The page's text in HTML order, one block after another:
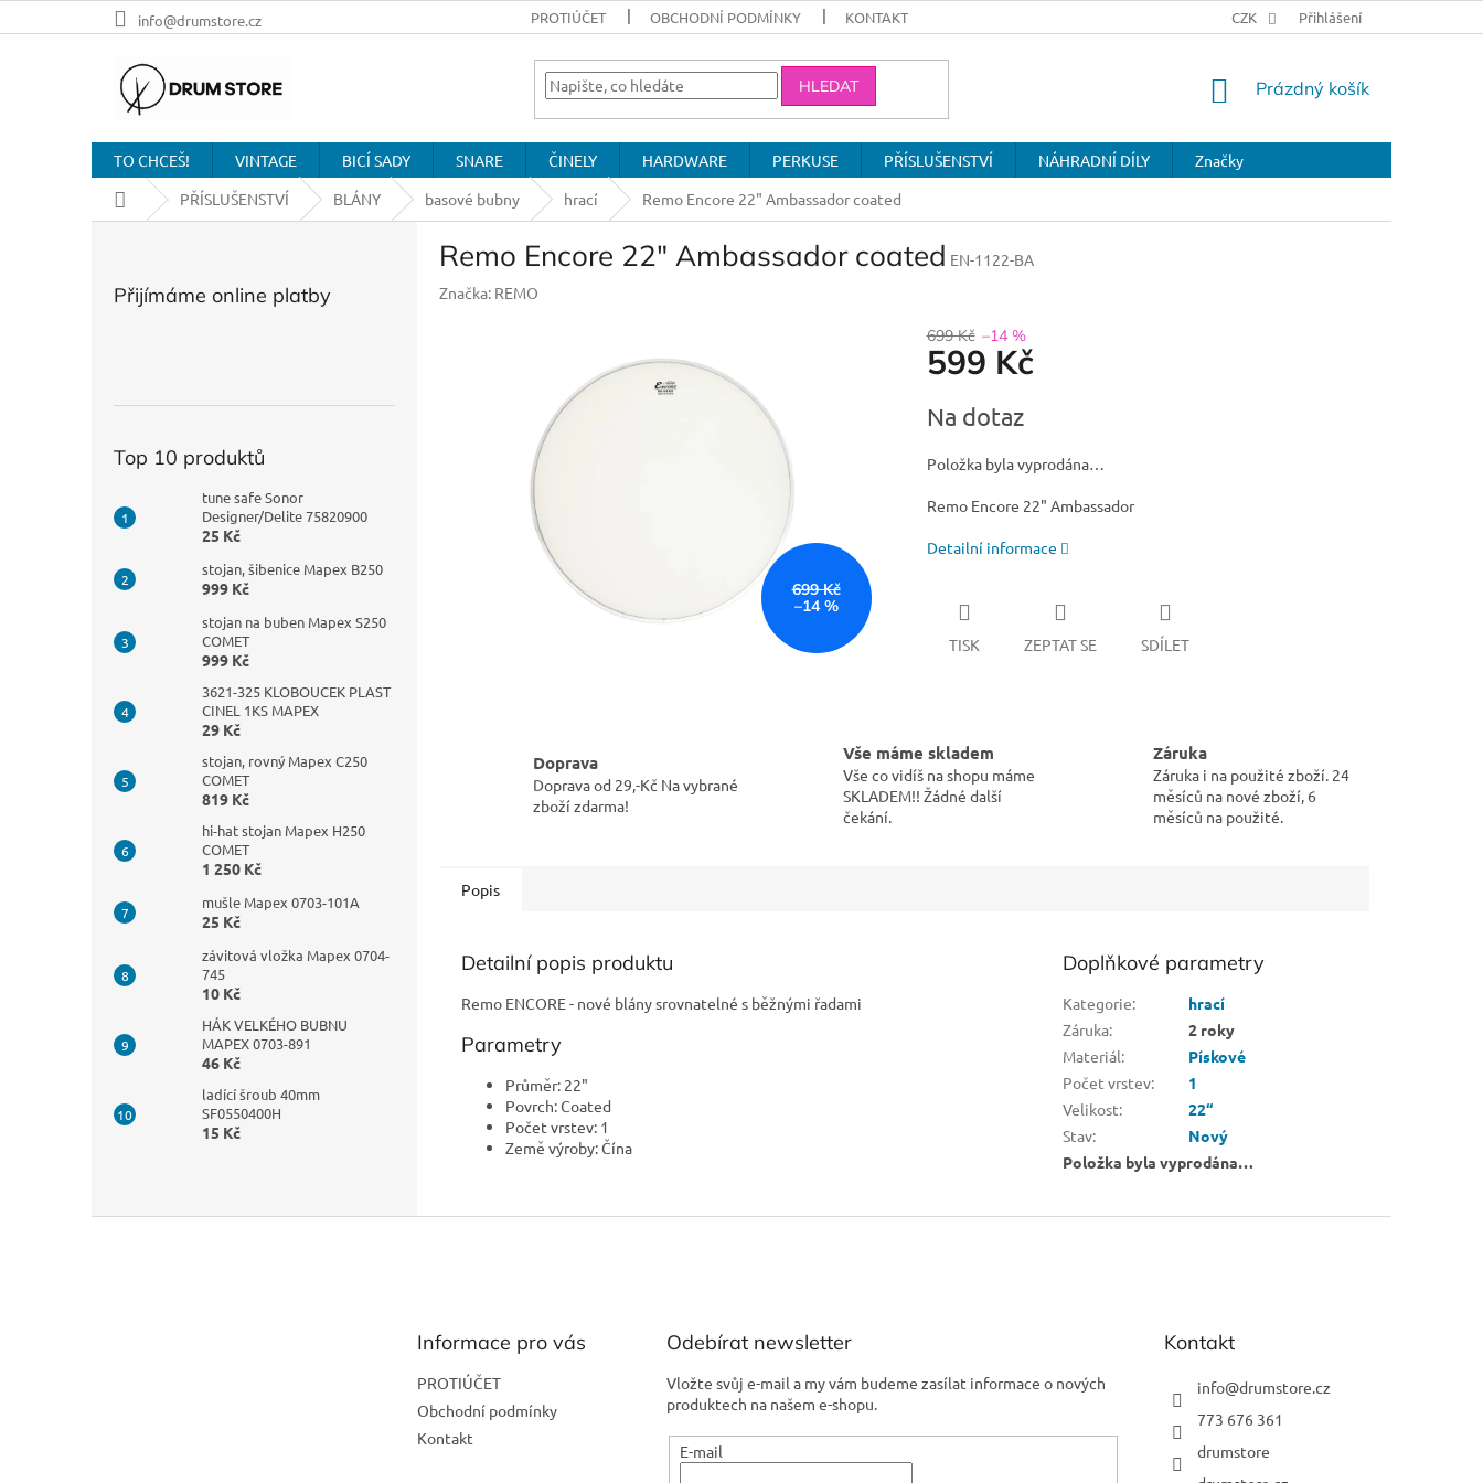
na
info@drumstore.cz PROTIÚČET OBCHODNÍ PODMÍNKY KONTAKT CZK Přihlášení
HLEDAT
NÁKUPNÍ
Prázdný košík
TO CHCEŠ! VINTAGE BICÍ SADY SNARE ČINELY HARDWARE PERKUSE PŘÍSLUŠENSTVÍ NÁHRADNÍ DÍLY
Značky
Domů
PŘÍSLUŠENSTVÍ BLÁNY basové bubny hrací Remo Encore 22" Ambassador coated
Přijímáme online platby
Top 10 produktů
tune safe Sonor
Designer/Delite 75820900
25 Kč
stojan, šibenice Mapex B250
999 Kč
stojan na buben Mapex S250
COMET
999 Kč
3621-325 KLOBOUCEK PLAST
CINEL 1KS MAPEX
29 Kč
stojan, rovný Mapex C250
COMET
819 Kč
hi-hat stojan Mapex H250
COMET
1 250 Kč
mušle Mapex 0703-101A
25 Kč
závitová vložka Mapex 0704-
745
10 Kč
HÁK VELKÉHO BUBNU
MAPEX 0703-891
46 Kč
ladící šroub 40mm
SF0550400H
15 Kč
Remo Encore 22" Ambassador coated EN-1122-BA
Značka: REMO
699 Kč
–14 %
699 Kč –14 %
599 Kč
cena:
Na dotaz
Položka byla vyprodána…
Remo Encore 22" Ambassador
Detailní informace
TISK ZEPTAT SE SDÍLET
Doprava
Doprava od 29,-Kč Na vybrané
zboží zdarma!
Vše máme skladem
Vše co vidíš na shopu máme
SKLADEM!! Žádné další
čekání.
Záruka
Záruka i na použité zboží. 24
měsíců na nové zboží, 6
měsíců na použité.
Popis
Detailní popis produktu
Remo ENCORE - nové blány srovnatelné s běžnými řadami
Parametry
Průměr: 22"
Povrch: Coated
Počet vrstev: 1
Země výroby: Čína
Doplňkové parametry
Kategorie:
hrací
Záruka:
2 roky
Materiál:
Pískové
Počet vrstev:
1
Velikost:
22“
Stav:
Nový
Položka byla vyprodána…
Informace pro vás
PROTIÚČET
Obchodní podmínky
Kontakt
Odebírat newsletter
Vložte svůj e-mail a my vám budeme zasílat informace o nových
produktech na našem e-shopu.
E-mail
Kontakt
info@drumstore.cz
773 676 361
drumstore